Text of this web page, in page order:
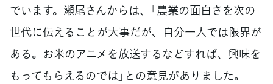
でいます。瀬尾さんからは、「農業の面白さを次の
世代に伝えることが大事だが、自分一人では限界が
ある。お米のアニメを放送するなどすれば、興味を
もってもらえるのでは」との意見がありました。